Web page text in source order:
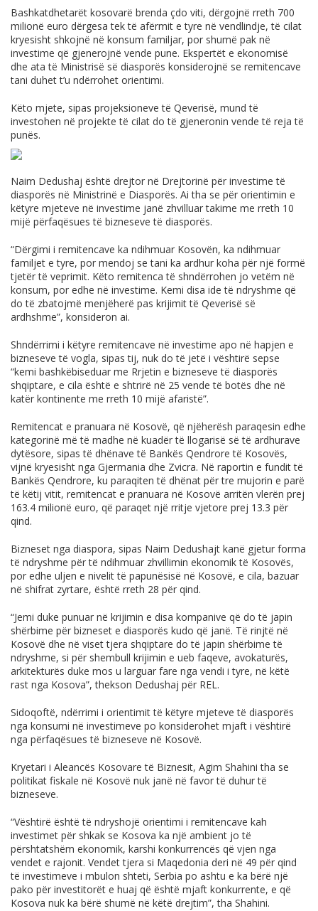
Bashkatdhetarët kosovarë brenda çdo viti, dërgojnë rreth 700
milionë euro dërgesa tek të afërmit e tyre në vendlindje, të cilat
kryesisht shkojnë në konsum familjar, por shumë pak në
investime që gjenerojnë vende pune. Ekspertët e ekonomisë
dhe ata të Ministrisë së diasporës konsiderojnë se remitencave
tani duhet t’u ndërrohet orientimi.
Këto mjete, sipas projeksioneve të Qeverisë, mund të
investohen në projekte të cilat do të gjeneronin vende të reja të
punës.
Naim Dedushaj është drejtor në Drejtorinë për investime të
diasporës në Ministrinë e Diasporës. Ai tha se për orientimin e
këtyre mjeteve në investime janë zhvilluar takime me rreth 10
mijë përfaqësues të bizneseve të diasporës.
“Dërgimi i remitencave ka ndihmuar Kosovën, ka ndihmuar
familjet e tyre, por mendoj se tani ka ardhur koha për një formë
tjetër të veprimit. Këto remitenca të shndërrohen jo vetëm në
konsum, por edhe në investime. Kemi disa ide të ndryshme që
do të zbatojmë menjëherë pas krijimit të Qeverisë së
ardhshme”, konsideron ai.
Shndërrimi i këtyre remitencave në investime apo në hapjen e
bizneseve të vogla, sipas tij, nuk do të jetë i vështirë sepse
“kemi bashkëbiseduar me Rrjetin e bizneseve të diasporës
shqiptare, e cila është e shtrirë në 25 vende të botës dhe në
katër kontinente me rreth 10 mijë afaristë”.
Remitencat e pranuara në Kosovë, që njëherësh paraqesin edhe
kategorinë më të madhe në kuadër të llogarisë së të ardhurave
dytësore, sipas të dhënave të Bankës Qendrore të Kosovës,
vijnë kryesisht nga Gjermania dhe Zvicra. Në raportin e fundit të
Bankës Qendrore, ku paraqiten të dhënat për tre mujorin e parë
të këtij vitit, remitencat e pranuara në Kosovë arritën vlerën prej
163.4 milionë euro, që paraqet një rritje vjetore prej 13.3 për
qind.
Bizneset nga diaspora, sipas Naim Dedushajt kanë gjetur forma
të ndryshme për të ndihmuar zhvillimin ekonomik të Kosovës,
por edhe uljen e nivelit të papunësisë në Kosovë, e cila, bazuar
në shifrat zyrtare, është rreth 28 për qind.
“Jemi duke punuar në krijimin e disa kompanive që do të japin
shërbime për bizneset e diasporës kudo që janë. Të rinjtë në
Kosovë dhe në viset tjera shqiptare do të japin shërbime të
ndryshme, si për shembull krijimin e ueb faqeve, avokaturës,
arkitekturës duke mos u larguar fare nga vendi i tyre, në këtë
rast nga Kosova”, thekson Dedushaj për REL.
Sidoqoftë, ndërrimi i orientimit të këtyre mjeteve të diasporës
nga konsumi në investimeve po konsiderohet mjaft i vështirë
nga përfaqësues të bizneseve në Kosovë.
Kryetari i Aleancës Kosovare të Biznesit, Agim Shahini tha se
politikat fiskale në Kosovë nuk janë në favor të duhur të
bizneseve.
“Vështirë është të ndryshojë orientimi i remitencave kah
investimet për shkak se Kosova ka një ambient jo të
përshtatshëm ekonomik, karshi konkurrencës që vjen nga
vendet e rajonit. Vendet tjera si Maqedonia deri në 49 për qind
të investimeve i mbulon shteti, Serbia po ashtu e ka bërë një
pako për investitorët e huaj që është mjaft konkurrente, e që
Kosova nuk ka bërë shumë në këtë drejtim”, tha Shahini.